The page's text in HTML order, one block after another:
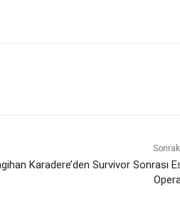
Karadere’den Survivor Sonrası